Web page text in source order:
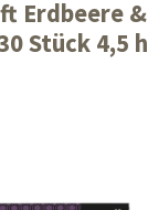
Erdbeere &
Stück 4,5 h